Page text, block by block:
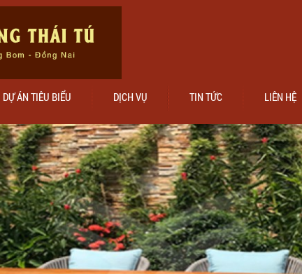
DỰ ÁN TIÊU BIỂU DỊCH VỤ TIN TỨC LIÊN HỆ